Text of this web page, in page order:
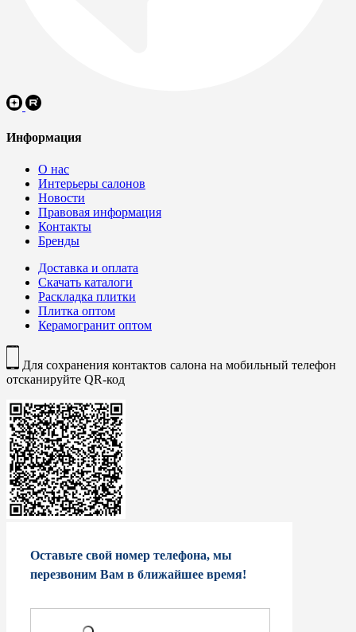
Информация
О нас
Интерьеры салонов
Новости
Правовая информация
Контакты
Бренды
Доставка и оплата
Скачать каталоги
Раскладка плитки
Плитка оптом
Керамогранит оптом
Для сохранения контактов салона на мобильный телефон
отсканируйте QR-код
Оставьте свой номер телефона, мы
перезвоним Вам в ближайшее время!